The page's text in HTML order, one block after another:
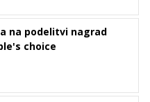
na podelitvi nagrad
choice